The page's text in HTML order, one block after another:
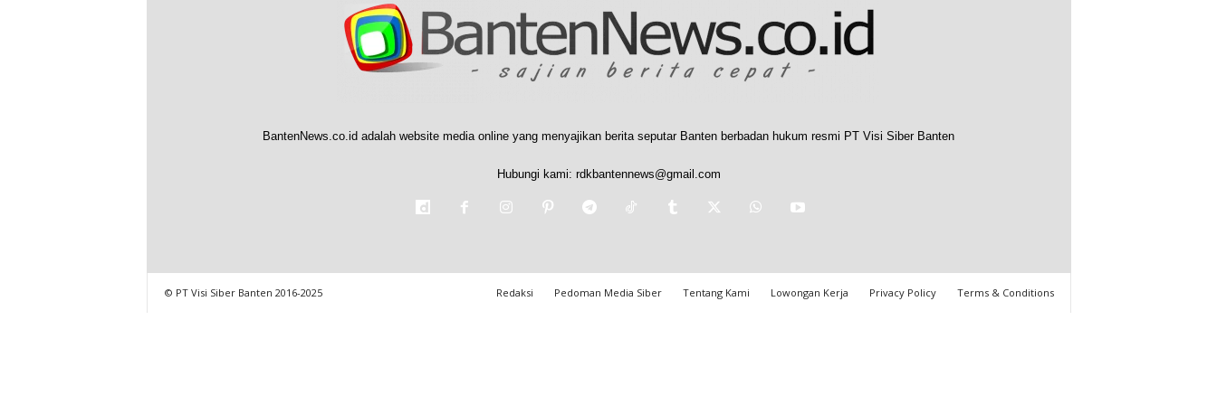
BantenNews.co.id adalah website media online yang menyajikan berita seputar Banten berbadan hukum resmi PT Visi Siber Banten
Hubungi kami: rdkbantennews@gmail.com
Redaksi Pedoman Media Siber Tentang Kami Lowongan Kerja Privacy Policy Terms & Conditions
© PT Visi Siber Banten 2016-2025